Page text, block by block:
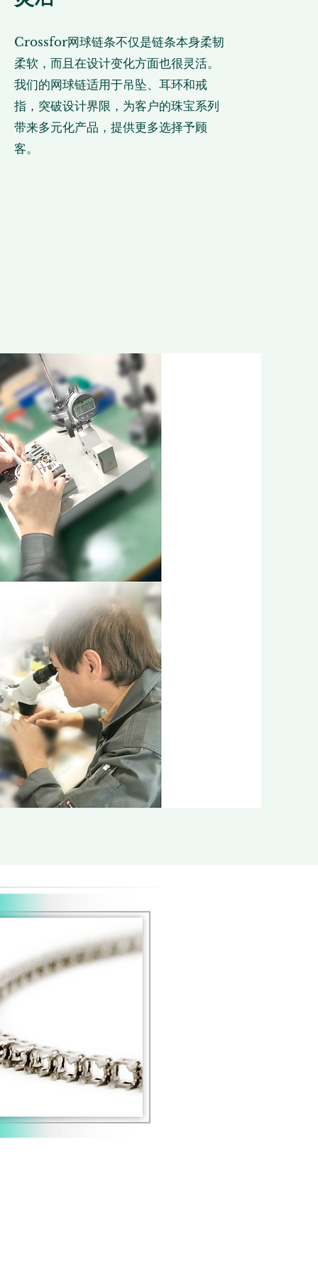
Crossfor网球链条不仅是链条本身柔韧
柔软，而且在设计变化方面也很灵活。
我们的网球链适用于吊坠、耳环和戒
指，突破设计界限，为客户的珠宝系列
带来多元化产品，提供更多选择予顾
客。